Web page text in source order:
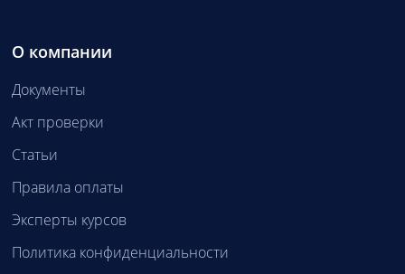
О компании
Документы
Акт проверки
Статьи
Правила оплаты
Эксперты курсов
Политика конфиденциальности